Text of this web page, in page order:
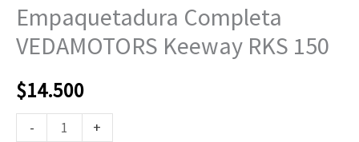
Empaquetadura Completa
VEDAMOTORS Keeway RKS 150
$14.500
- +